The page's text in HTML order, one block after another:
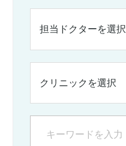
担当ドクターを選択
クリニックを選択